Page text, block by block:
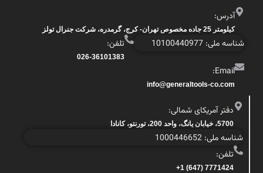
آدرس:
کیلومتر 25 جاده مخصوص تهران- کرج، گرمدره، شرکت جنرال تولز
شناسه ملی: 10100440977 تلفن:
026-36101383
Email:
info@generaltools-co.com
دفتر آمریکای شمالی:
5700، خیابان یانگ، واحد 200، تورنتو، کانادا
شناسه ملی: 1000446652
تلفن:
7771424 (647) 1+